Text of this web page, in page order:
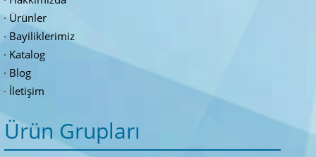
Ürünler
Bayiliklerimiz
Katalog
Blog
İletişim
Ürün Grupları